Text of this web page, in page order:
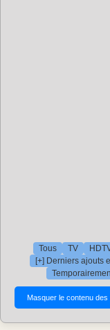
Tous TV
[+] Derniers ajouts